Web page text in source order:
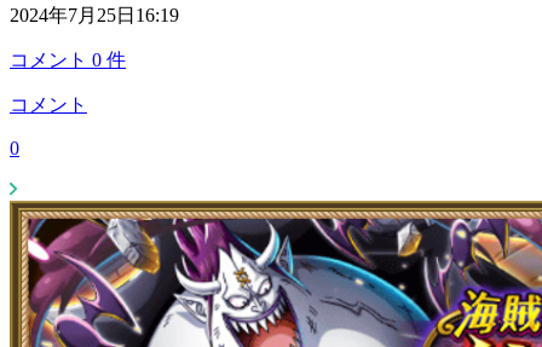
2024年7月25日16:19
コメント 0 件
コメント
0